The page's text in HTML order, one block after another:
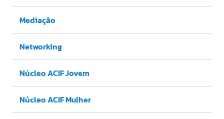
Mediação
Networking
Núcleo ACIF Jovem
Núcleo ACIF Mulher